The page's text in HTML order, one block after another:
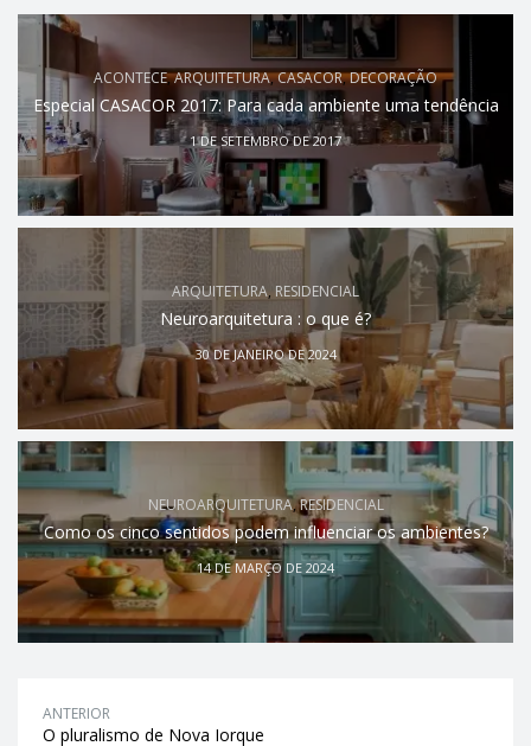
ACONTECE,ARQUITETURA,CASACOR,DECORAÇÃO
Especial CASACOR 2017: Para cada ambiente uma tendência
1 DE SETEMBRO DE 2017
ARQUITETURA, RESIDENCIAL
Neuroarquitetura : o que é?
30 DE JANEIRO DE 2024
NEUROARQUITETURA,RESIDENCIAL
Como os cinco sentidos podem influenciar os ambientes?
14 DE MARÇO DE 2024
ANTERIOR
O pluralismo de Nova Iorque